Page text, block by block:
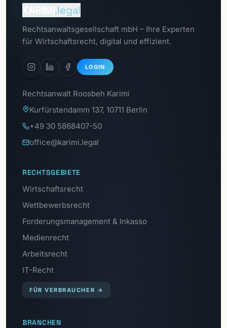
.legal
Rechtsanwaltsgesellschaft mbH – Ihre Experten
für Wirtschaftsrecht, digital und effizient.
LOGIN
Zum
Datenschutzportal
Rechtsanwalt Roosbeh Karimi
Kurfürstendamm 137, 10711 Berlin
+49 30 5868407-50
office@karimi.legal
RECHTSGEBIETE
Wirtschaftsrecht
Wettbewerbsrecht
Forderungsmanagement & Inkasso
Medienrecht
Arbeitsrecht
IT-Recht
FÜR VERBRAUCHER →
BRANCHEN